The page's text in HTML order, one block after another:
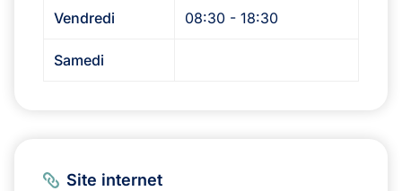
Vendredi 08:30 - 18:30
Samedi
Site internet